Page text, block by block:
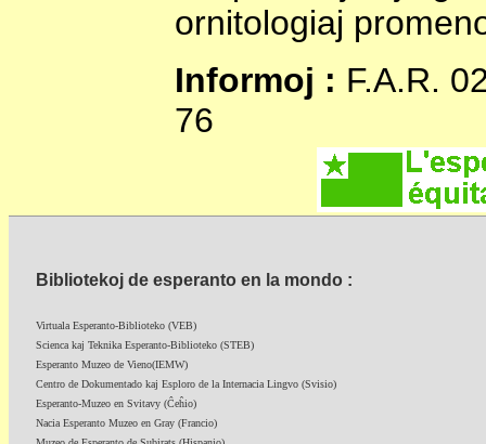
ornitologiaj
Informoj : F.A.R.
76
Bibliotekoj de esperanto en la mondo :
Virtuala Esperanto-Biblioteko (VEB)
Scienca kaj Teknika Esperanto-Biblioteko (STEB)
Esperanto Muzeo de Vieno(IEMW)
Centro de Dokumentado kaj Esploro de la Internacia Lingvo (Svisio)
Esperanto-Muzeo en Svitavy (Ĉeĥio)
Nacia Esperanto Muzeo en Gray (Francio)